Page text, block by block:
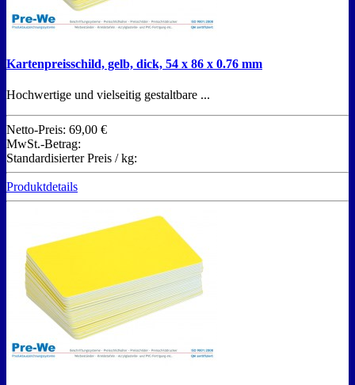
Kartenpreisschild, gelb, dick, 54 x 86 x 0.76 mm
Hochwertige und vielseitig gestaltbare ...
Netto-Preis: 69,00 €
MwSt.-Betrag:
Standardisierter Preis / kg:
Produktdetails